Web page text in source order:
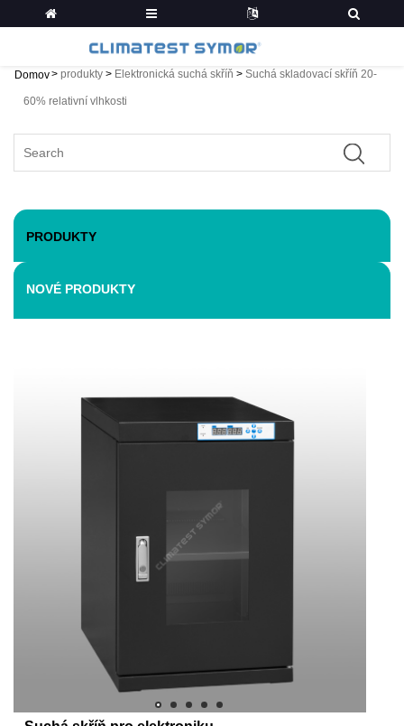
Domov> produkty > Elektronická suchá skříň > Suchá skladovací skříň 20-
60% relativní vlhkosti
PRODUKTY
NOVÉ PRODUKTY